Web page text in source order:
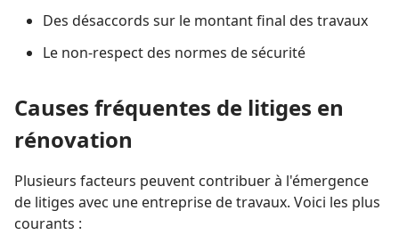
Des désaccords sur le montant final des travaux
Le non-respect des normes de sécurité
Causes fréquentes de litiges en
rénovation
Plusieurs facteurs peuvent contribuer à l'émergence
de litiges avec une entreprise de travaux. Voici les plus
courants :